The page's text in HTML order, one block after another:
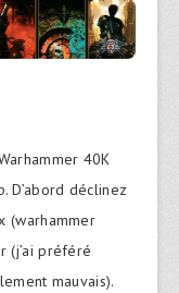
40K
D’abord déclinez
(warhammer
(j’ai préféré
mauvais).